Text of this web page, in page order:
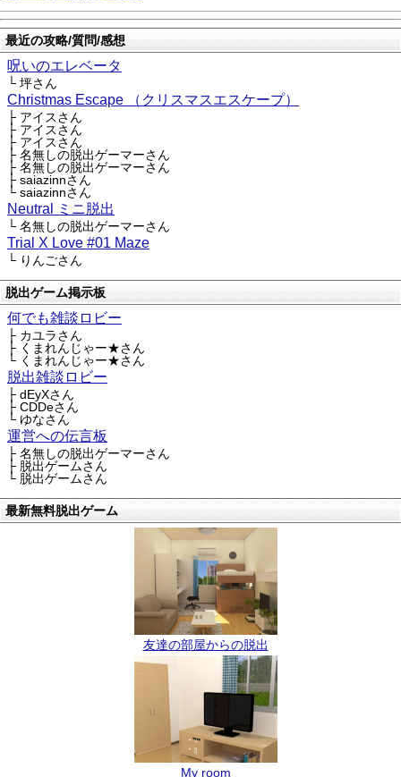
最近の攻略/質問/感想
呪いのエレベータ
└ 坪さん
Christmas Escape （クリスマスエスケープ）
├ アイスさん
├ アイスさん
├ アイスさん
├ 名無しの脱出ゲーマーさん
├ 名無しの脱出ゲーマーさん
├ saiazinnさん
└ saiazinnさん
Neutral ミニ脱出
└ 名無しの脱出ゲーマーさん
Trial X Love #01 Maze
└ りんごさん
脱出ゲーム掲示板
何でも雑談ロビー
├ カユラさん
├ くまれんじゃー★さん
└ くまれんじゃー★さん
脱出雑談ロビー
├ dEyXさん
├ CDDeさん
└ ゆなさん
運営への伝言板
├ 名無しの脱出ゲーマーさん
├ 脱出ゲームさん
└ 脱出ゲームさん
最新無料脱出ゲーム
友達の部屋からの脱出
My room